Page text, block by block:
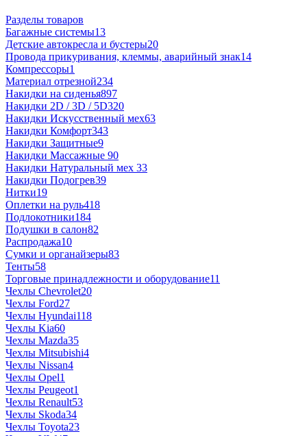
Разделы товаров
Багажные системы13
Детские автокресла и бустеры20
Провода прикуривания, клеммы, аварийный знак14
Компрессоры1
Материал отрезной234
Накидки на сиденья897
Накидки 2D / 3D / 5D320
Накидки Искусственный мех63
Накидки Комфорт343
Накидки Защитные9
Накидки Массажные 90
Накидки Натуральный мех 33
Накидки Подогрев39
Нитки19
Оплетки на руль418
Подлокотники184
Подушки в салон82
Распродажа10
Сумки и органайзеры83
Тенты58
Торговые принадлежности и оборудование11
Чехлы Chevrolet20
Чехлы Ford27
Чехлы Hyundai118
Чехлы Kia60
Чехлы Mazda35
Чехлы Mitsubishi4
Чехлы Nissan4
Чехлы Opel1
Чехлы Peugeot1
Чехлы Renault53
Чехлы Skoda34
Чехлы Toyota23